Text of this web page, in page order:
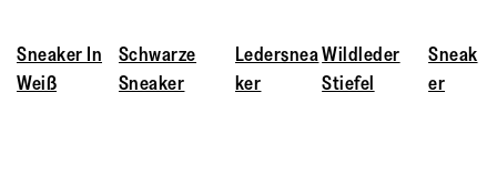
Sneaker In
Weiß
Schwarze
Sneaker
Ledersnea
ker
Wildleder
Stiefel
Sneak
er